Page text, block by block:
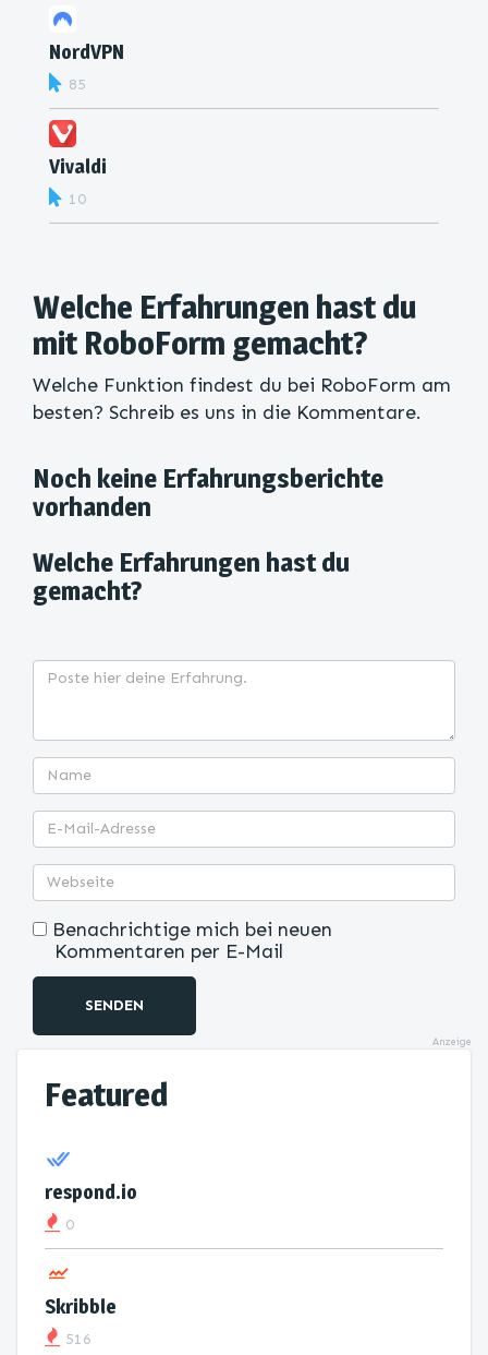
NordVPN
85
Vivaldi
10
Welche Erfahrungen hast du
mit RoboForm gemacht?
Welche Funktion findest du bei RoboForm am
besten? Schreib es uns in die Kommentare.
Noch keine Erfahrungsberichte
vorhanden
Welche Erfahrungen hast du
gemacht?
Benachrichtige mich bei neuen
Kommentaren per E-Mail
SENDEN
Anzeige
Featured
respond.io
0
Skribble
516